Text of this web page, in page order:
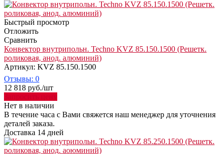
Быстрый просмотр
Отложить
Сравнить
Конвектор внутрипольн. Techno KVZ 85.150.1500 (Решетк.
роликовая, анод. алюминий)
Артикул: KVZ 85.150.1500
Отзывы: 0
12 818 руб./шт
Нет в наличии
В течение часа с Вами свяжется наш менеджер для уточнения
деталей заказа.
Доставка 14 дней